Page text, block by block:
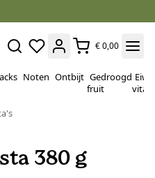
€ 0,00
Noten Ontbijt Gedroogd
fruit
380 g